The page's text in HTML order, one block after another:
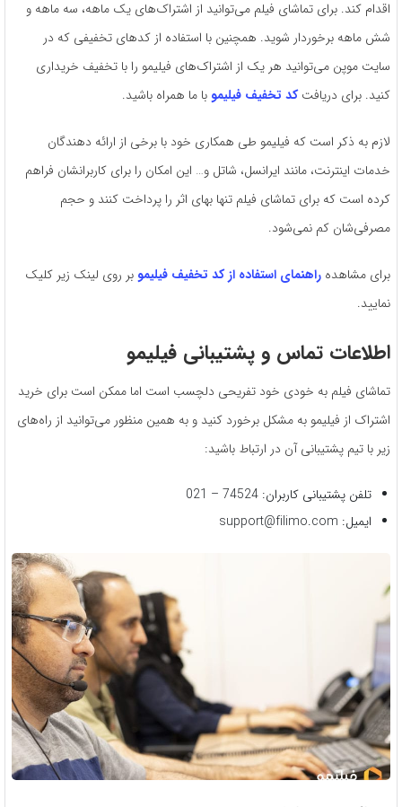
اقدام کند. برای تماشای فیلم می‌توانید از اشتراک‌های یک ماهه، سه ماهه و
شش ماهه برخوردار شوید. همچنین با استفاده از کدهای تخفیفی که در
سایت موپن می‌توانید هر یک از اشتراک‌های فیلیمو را با تخفیف خریداری
کنید. برای دریافتکد تخفیف فیلیمو با ما همراه باشید.
لازم به ذکر است که فیلیمو طی همکاری خود با برخی از ارائه دهندگان
خدمات اینترنت، مانند ایرانسل، شاتل و… این امکان را برای کاربرانشان فراهم
کرده است که برای تماشای فیلم تنها بهای اثر را پرداخت کنند و حجم
مصرفی‌شان کم نمی‌شود.
برای مشاهده راهنمای استفاده از کد تخفیف فیلیمو بر روی لینک زیر کلیک
نمایید.
اطلاعات تماس و پشتیبانی فیلیمو
تماشای فیلم به خودی خود تفریحی دلچسب است اما ممکن است برای خرید
اشتراک از فیلیمو به مشکل برخورد کنید و به همین منظور می‌توانید از راه‌های
زیر با تیم پشتیبانی آن در ارتباط باشید:
تلفن پشتیبانی کاربران: 74524 – 021
ایمیل: support@filimo.com